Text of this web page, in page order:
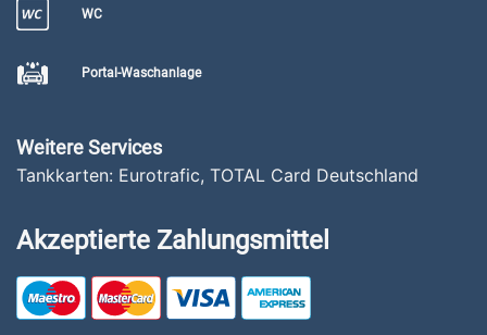
WC
Portal-Waschanlage
Weitere Services
Tankkarten: Eurotrafic, TOTAL Card Deutschland
Akzeptierte Zahlungsmittel